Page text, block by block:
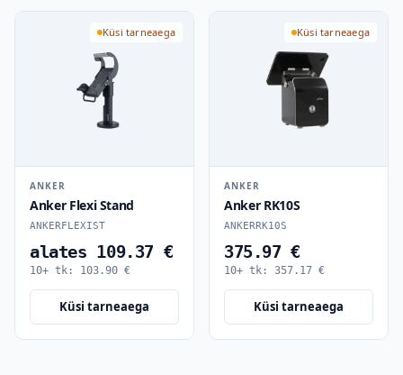
Küsi tarneaega
ANKER
Anker Flexi Stand
ANKERFLEXIST
alates 109.37 €
10+ tk: 103.90 €
Küsi tarneaega
Küsi tarneaega
ANKER
Anker RK10S
ANKERRK10S
375.97 €
10+ tk: 357.17 €
Küsi tarneaega